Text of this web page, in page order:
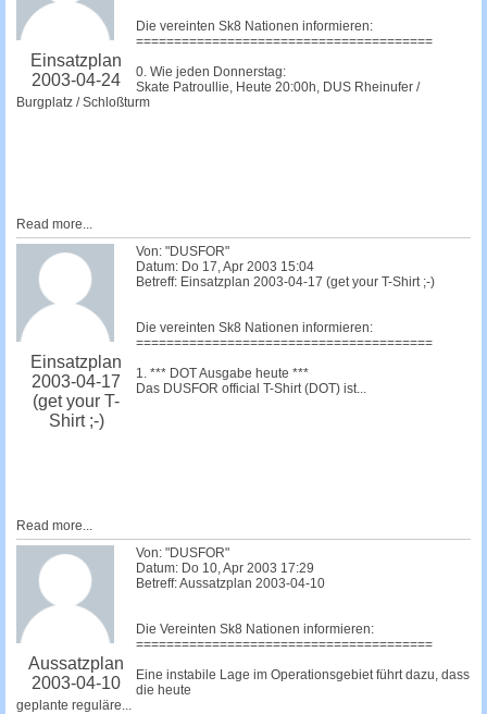
Einsatzplan
2003-04-24
Die vereinten Sk8 Nationen informieren:
=======================================
0. Wie jeden Donnerstag:
Skate Patroullie, Heute 20:00h, DUS Rheinufer /
Burgplatz / Schloßturm
Read more...
Einsatzplan
2003-04-17
(get your T-
Shirt ;-)
Von: "DUSFOR"
Datum: Do 17, Apr 2003 15:04
Betreff: Einsatzplan 2003-04-17 (get your T-Shirt ;-)
Die vereinten Sk8 Nationen informieren:
=======================================
1. *** DOT Ausgabe heute ***
Das DUSFOR official T-Shirt (DOT) ist...
Read more...
Aussatzplan
2003-04-10
Von: "DUSFOR"
Datum: Do 10, Apr 2003 17:29
Betreff: Aussatzplan 2003-04-10
Die Vereinten Sk8 Nationen informieren:
=======================================
Eine instabile Lage im Operationsgebiet führt dazu, dass
die heute
geplante reguläre...